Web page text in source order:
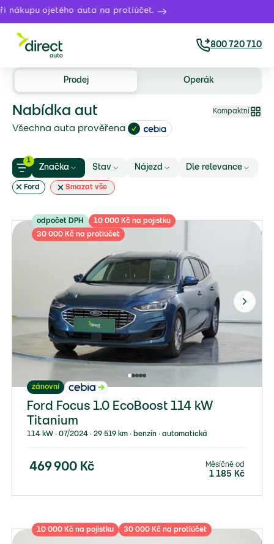
ojetého auta na protiúčet.
800 720 710
Prodej Operák
Nabídka aut Kompaktní
Všechna auta prověřena
1
Značka Stav Nájezd Dle relevance
Ford Smazat vše
odpočet DPH
10 000 Kč na pojistku
30 000 Kč na protiúčet
zánovní
Ford Focus 1.0 EcoBoost 114 kW
Titanium
114 kW ∙ 07/2024 ∙ 29 519 km ∙ benzín ∙ automatická
469 900 Kč Měsíčně od
1 185 Kč
10 000 Kč na pojistku 30 000 Kč na protiúčet